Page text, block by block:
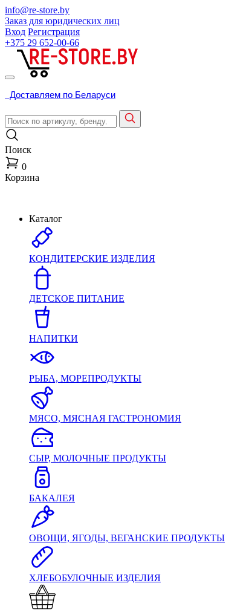
info@re-store.by
Заказ для юридических лиц
Вход Регистрация
+375 29 652-00-66
Доставляем по Беларуси
Поиск
0
Корзина
Каталог
КОНДИТЕРСКИЕ ИЗДЕЛИЯ
ДЕТСКОЕ ПИТАНИЕ
НАПИТКИ
РЫБА, МОРЕПРОДУКТЫ
МЯСО, МЯСНАЯ ГАСТРОНОМИЯ
СЫР, МОЛОЧНЫЕ ПРОДУКТЫ
БАКАЛЕЯ
ОВОЩИ, ЯГОДЫ, ВЕГАНСКИЕ ПРОДУКТЫ
ХЛЕБОБУЛОЧНЫЕ ИЗДЕЛИЯ